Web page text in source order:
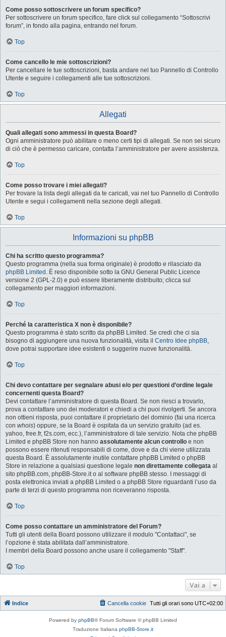
Come posso sottoscrivere un forum specifico?
Per sottoscrivere un forum specifico, fare click sul collegamento “Sottoscrivi
forum”, in fondo alla pagina, entrando nel forum.
Top
Come cancello le mie sottoscrizioni?
Per cancellare le tue sottoscrizioni, basta andare nel tuo Pannello di Controllo
Utente e seguire i collegamenti alle tue sottoscrizioni.
Top
Allegati
Quali allegati sono ammessi in questa Board?
Ogni amministratore può abilitare o meno certi tipi di allegati. Se non sei sicuro
di ciò che è permesso caricare, contatta l’amministratore per avere assistenza.
Top
Come posso trovare i miei allegati?
Per trovare la lista degli allegati da te caricati, vai nel tuo Pannello di Controllo
Utente e segui i collegamenti nella sezione degli allegati.
Top
Informazioni su phpBB
Chi ha scritto questo programma?
Questo programma (nella sua forma originale) è prodotto e rilasciato da
phpBB Limited . È reso disponibile sotto la GNU General Public Licence
versione 2 (GPL-2.0) e può essere liberamente distribuito; clicca sul
collegamento per maggiori informazioni.
Top
Perché la caratteristica X non è disponibile?
Questo programma è stato scritto da phpBB Limited. Se credi che ci sia
bisogno di aggiungere una nuova funzionalità, visita il Centro Idee phpBB,
dove potrai supportare idee esistenti o suggerire nuove funzionalità.
Top
Chi devo contattare per segnalare abusi e/o per questioni d’ordine legale
concernenti questa Board?
Devi contattare l’amministratore di questa Board. Se non riesci a trovarlo,
prova a contattare uno dei moderatori e chiedi a chi puoi rivolgerti. Se ancora
non ottieni risposta, puoi contattare il proprietario del dominio (fai una ricerca
con whois) oppure, se la Board è ospitata da un servizio gratuito (ad es.
yahoo, free.fr, f2s.com, ecc.), l’amministratore di tale servizio. Nota che phpBB
Limited e phpBB Store non hanno assolutamente alcun controllo e non
possono essere ritenuti responsabili di come, dove e da chi viene utilizzata
questa Board. È assolutamente inutile contattare phpBB Limited o phpBB
Store in relazione a qualsiasi questione legale non direttamente collegata al
sito phpBB.com, phpBB-Store.it o al software phpBB stesso. I messaggi di
posta elettronica inviati a phpBB Limited o a phpBB Store riguardanti l’uso da
parte di terzi di questo programma non riceveranno risposta.
Top
Come posso contattare un amministratore del Forum?
Tutti gli utenti della Board possono utilizzare il modulo "Contattaci", se
l’opzione è stata abilitata dall’amministratore.
I membri della Board possono anche usare il collegamento "Staff".
Top
Vai a
Indice Tutti gli orari sono UTC+02:00
Cancella cookie
Powered by phpBB® Forum Software © phpBB Limited
Traduzione Italiana phpBB-Store.it